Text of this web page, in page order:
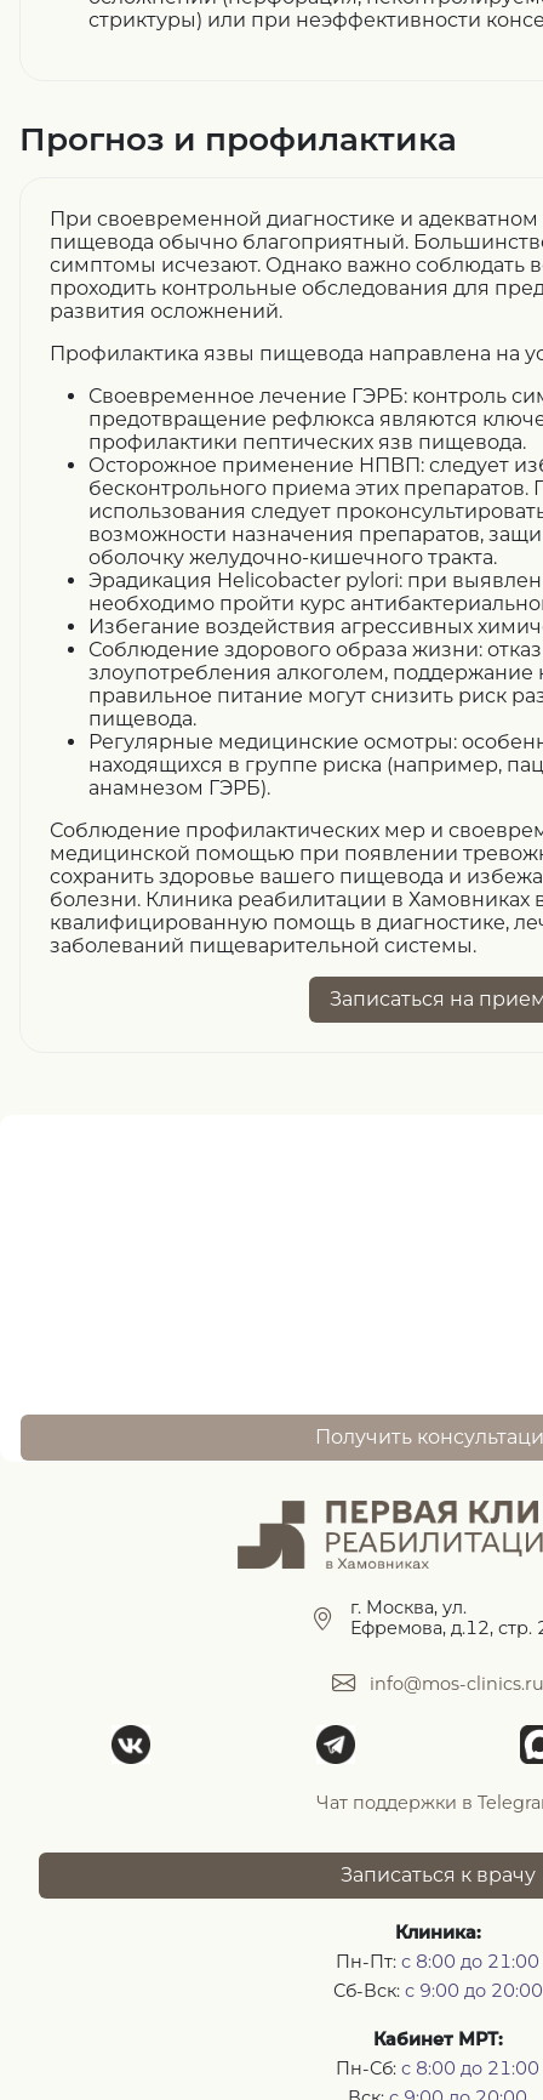
стриктуры) или при неэффективности
Прогноз и профилактика
При своевременной диагностике и
пищевода обычно благоприятный.
симптомы исчезают. Однако важно соблюдать
проходить контрольные обследования для
развития осложнений.
Профилактика язвы пищевода направлена на
Своевременное лечение ГЭРБ: контроль
предотвращение рефлюкса являются
профилактики пептических язв пищевода.
Осторожное применение НПВП: следует
бесконтрольного приема этих
использования следует
возможности назначения препаратов,
оболочку желудочно-кишечного тракта.
Эрадикация Helicobacter pylori: при
необходимо пройти курс
Избегание воздействия агрессивных
Соблюдение здорового образа жизни:
злоупотребления алкоголем, поддержание
правильное питание могут снизить риск
пищевода.
Регулярные медицинские осмотры:
находящихся в группе риска (например,
анамнезом ГЭРБ).
Соблюдение профилактических мер и
медицинской помощью при появлении
сохранить здоровье вашего пищевода и
болезни. Клиника реабилитации в Хамовниках
квалифицированную помощь в диагностике,
заболеваний пищеварительной системы.
Записаться на
Получить
г. Москва, ул.
Ефремова, д.12, стр.
info@mos-clinics.ru
Чат поддержки в
Записаться к врачу
Клиника:
Пн-Пт: с 8:00 до 21:00
Сб-Вск: с 9:00 до 20:00
Кабинет МРТ:
Пн-Сб: с 8:00 до 21:00